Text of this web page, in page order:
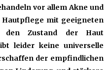
vor allem Akne und
mit geeigneten
den Zustand der Haut
leider keine universelle
der empfindlichen